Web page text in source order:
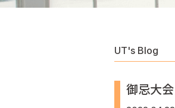
UT's Blog
御忌大会